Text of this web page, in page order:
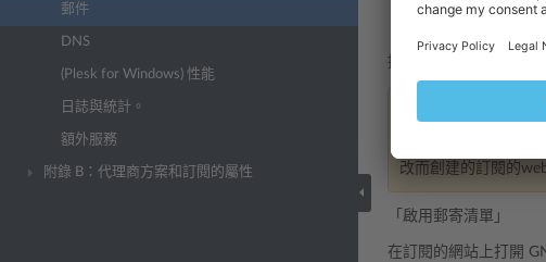
郵件
DNS
(Plesk for Windows) 性能
日誌與統計。
額外服務
附錄 B：代理商方案和訂閱的屬性
提供 web 郵箱服務，
「Web郵箱」 參數
改而創建的訂閱的
「啟用郵寄清單」
在訂閱的網站上打開